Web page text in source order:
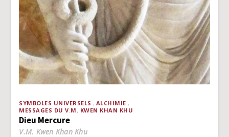
SYMBOLES UNIVERSELS
ALCHIMIE
MESSAGES DU V.M. KWEN KHAN KHU
Dieu Mercure
V.M. Kwen Khan Khu